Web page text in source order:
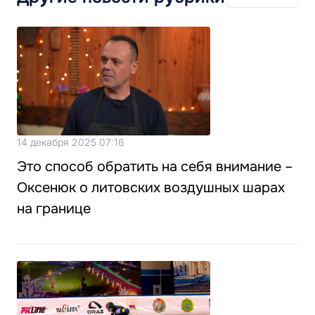
14 декабря 2025 07:16
Это способ обратить на себя внимание –
Оксенюк о литовских воздушных шарах
на границе